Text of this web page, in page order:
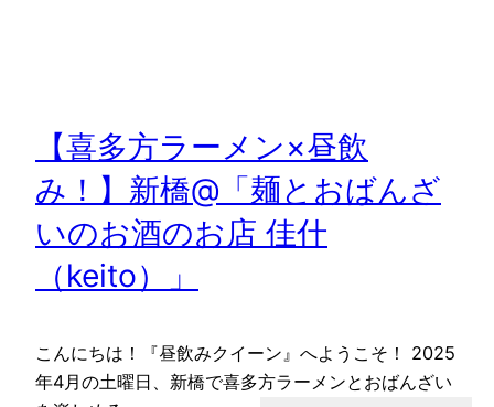
【喜多方ラーメン×昼飲
み！】新橋@「麺とおばんざ
いのお酒のお店 佳什
（keito）」
こんにちは！『昼飲みクイーン』へようこそ！ 2025
年4月の土曜日、新橋で喜多方ラーメンとおばんざい